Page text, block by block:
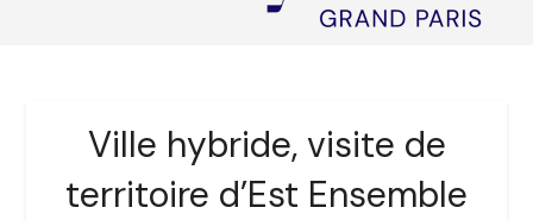
Ville hybride, visite de
territoire d’Est Ensemble